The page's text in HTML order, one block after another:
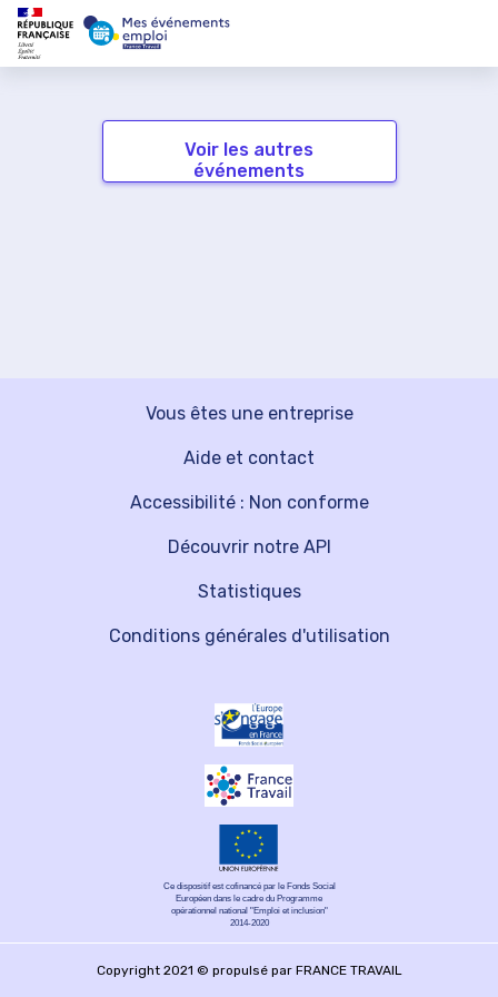
Voir les autres
événements
Vous êtes une entreprise
Découvrir notre API
Aide et contact
Statistiques
Accessibilité : Non conforme
Conditions générales d'utilisation
Ce dispositif est cofinancé par le Fonds Social
Européen dans le cadre du Programme
opérationnel national "Emploi et inclusion"
2014-2020
Copyright 2021 © propulsé par FRANCE TRAVAIL